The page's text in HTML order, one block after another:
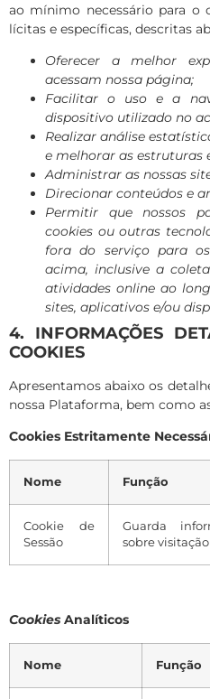
ao mínimo necessário para o
lícitas e específicas, descritas
Oferecer a melhor
acessam nossa página;
Facilitar o uso e a
dispositivo utilizado no
Realizar análise
e melhorar as estruturas
Administrar as nossas
Direcionar conteúdos e
Permitir que nossos
cookies ou outras
fora do serviço para
acima, inclusive a
atividades online ao
sites, aplicativos e/ou
4. INFORMAÇÕES
COOKIES
Apresentamos abaixo os
nossa Plataforma, bem como
Cookies Estritamente
Nome Função
Cookie de
Sessão
Guarda
sobre visitação
Cookies Analíticos
Nome Função